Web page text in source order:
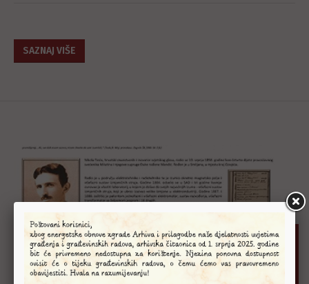
SAZNAJ VIŠE
01
Listopad - 20.